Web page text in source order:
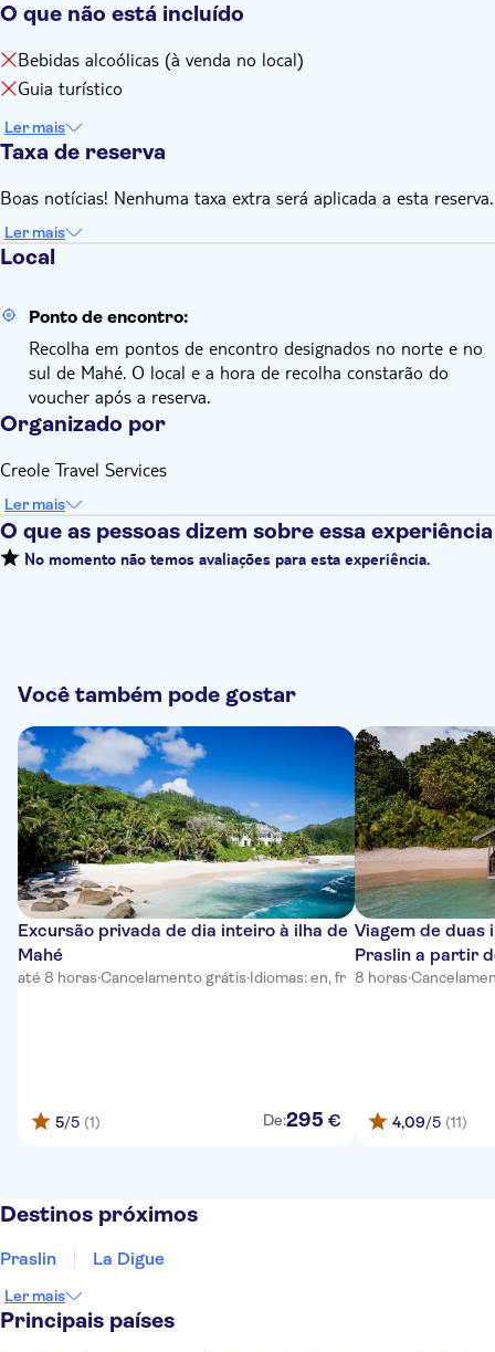
O que não está incluído
Bebidas alcoólicas (à venda no local)
Guia turístico
Ler mais
Taxa de reserva
Boas notícias! Nenhuma taxa extra será aplicada a esta reserva.
Ler mais
Local
Ponto de encontro:
Recolha em pontos de encontro designados no norte e no
sul de Mahé. O local e a hora de recolha constarão do
voucher após a reserva.
Organizado por
Creole Travel Services
Ler mais
O que as pessoas dizem sobre essa experiência
No momento não temos avaliações para esta experiência.
Você também pode gostar
Excursão privada de dia inteiro à ilha de
Mahé
até 8 horas·Cancelamento grátis·Idiomas: en, fr
5/5 (1) De:295 €
Viagem de duas
Praslin a partir
8 horas·
4,09/5 (11)
Destinos próximos
Praslin La Digue
Ler mais
Principais países